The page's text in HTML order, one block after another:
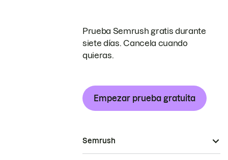
Prueba Semrush gratis durante
siete días. Cancela cuando
quieras.
Empezar prueba gratuita
Semrush